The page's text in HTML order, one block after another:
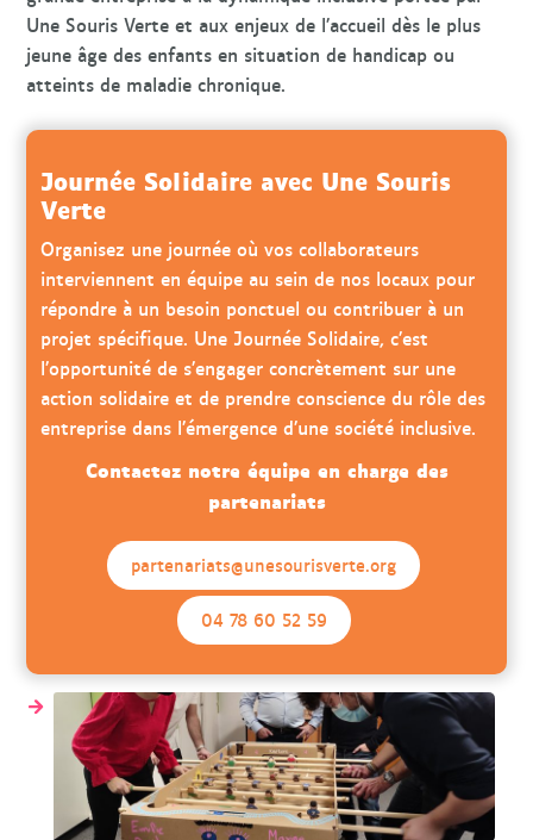
Une Souris Verte et aux enjeux de l’accueil dès le plus
jeune âge des enfants en situation de handicap ou
atteints de maladie chronique.
Journée Solidaire avec Une Souris
Verte
Organisez une journée où vos collaborateurs
interviennent en équipe au sein de nos locaux pour
répondre à un besoin ponctuel ou contribuer à un
projet spécifique. Une Journée Solidaire, c’est
l’opportunité de s’engager concrètement sur une
action solidaire et de prendre conscience du rôle des
entreprise dans l’émergence d’une société inclusive.
Contactez notre équipe en charge des
partenariats
partenariats@unesourisverte.org
04 78 60 52 59